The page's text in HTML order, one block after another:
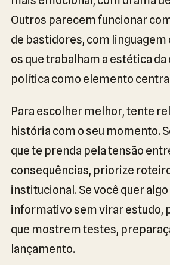
Outros parecem funcionar
de bastidores, com linguagem
os que trabalham a estética da
política como elemento
Para escolher melhor, tente
história com o seu momento.
que te prenda pela tensão
consequências, priorize
institucional. Se você quer
informativo sem virar estudo,
que mostrem testes,
lançamento.